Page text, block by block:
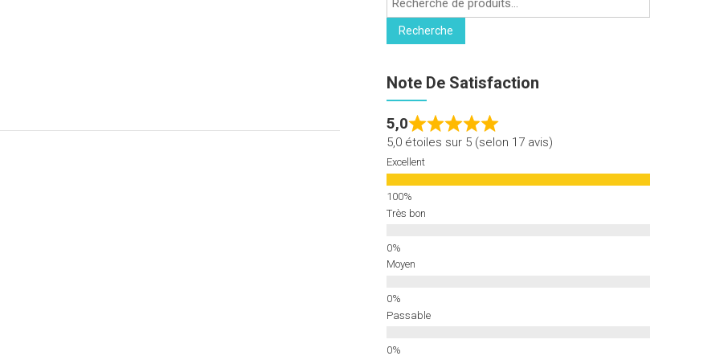
pour :
Recherche
Note De Satisfaction
5,0
5,0 étoiles sur 5 (selon 17 avis)
Excellent
Très bon
Moyen
Passable